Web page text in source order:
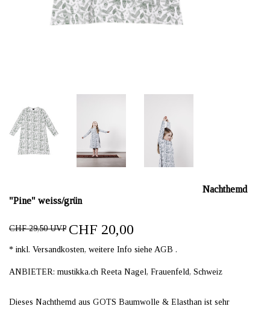
Nachthemd
"Pine" weiss/grün
CHF 29,50 UVP CHF 20,00
* inkl. Versandkosten, weitere Info siehe AGB .
ANBIETER: mustikka.ch Reeta Nagel, Frauenfeld, Schweiz
Dieses Nachthemd aus GOTS Baumwolle & Elasthan ist sehr